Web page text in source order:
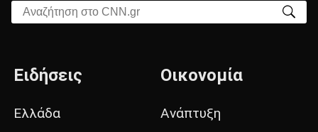
Αναζήτηση στο CNN.gr
Ειδήσεις
Ελλάδα
Οικονομία
Ανάπτυξη